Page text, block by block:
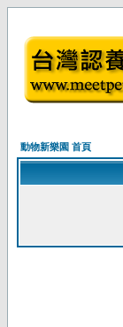
動物新樂園 首頁